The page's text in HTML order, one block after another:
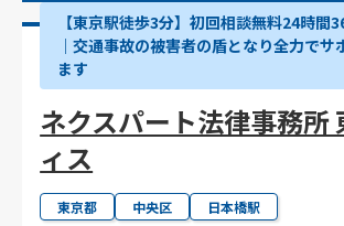
【東京駅徒歩3分】初回相談無料24時間
｜交通事故の被害者の盾となり全力でサ
ます
ネクスパート法律事務所
ィス
東京都 中央区 日本橋駅